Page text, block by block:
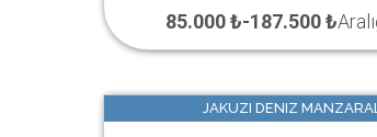
85.000 ₺-187.500 ₺
JAKUZI DENIZ